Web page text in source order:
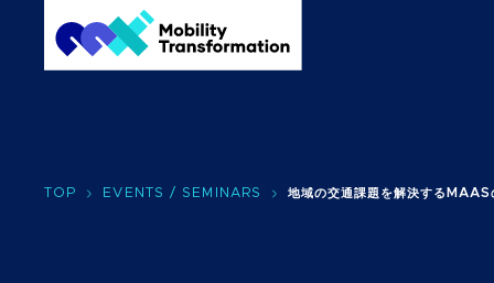
TOP EVENTS / SEMINARS 地域の交通課題を解決するMAAS